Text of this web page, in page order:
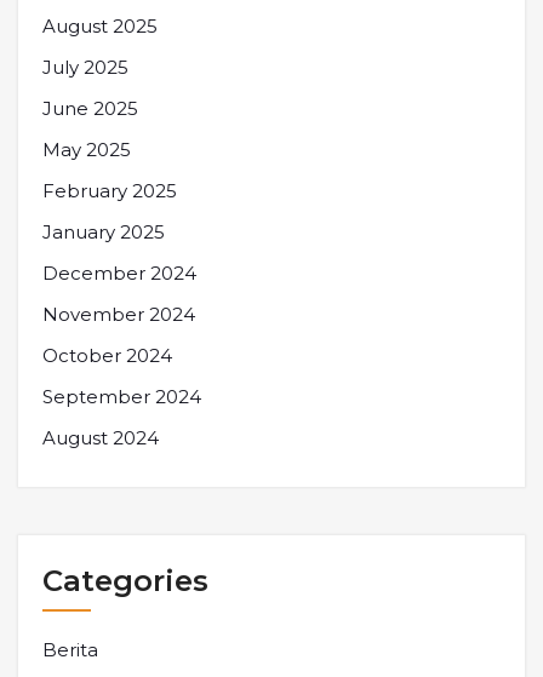
August 2025
July 2025
June 2025
May 2025
February 2025
January 2025
December 2024
November 2024
October 2024
September 2024
August 2024
Categories
Berita